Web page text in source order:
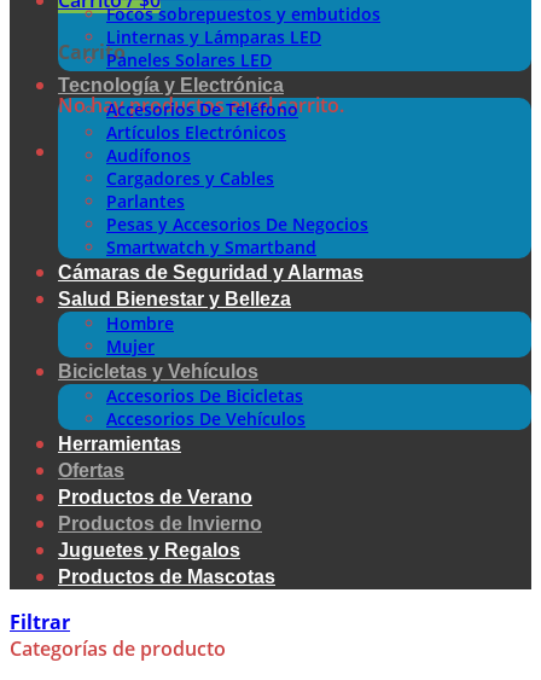
Carrito
No hay productos en el carrito.
Focos sobrepuestos y embutidos
Linternas y Lámparas LED
Paneles Solares LED
Tecnología y Electrónica
Accesorios De Teléfono
Artículos Electrónicos
Audífonos
Cargadores y Cables
Parlantes
Pesas y Accesorios De Negocios
Smartwatch y Smartband
Cámaras de Seguridad y Alarmas
Salud Bienestar y Belleza
Hombre
Mujer
Bicicletas y Vehículos
Accesorios De Bicicletas
Accesorios De Vehículos
Herramientas
Ofertas
Productos de Verano
Productos de Invierno
Juguetes y Regalos
Productos de Mascotas
Filtrar
Categorías de producto